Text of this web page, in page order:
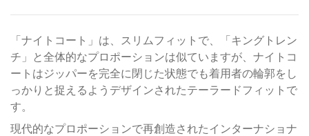
「ナイトコート」は、スリムフィットで、「キングトレン
チ」と全体的なプロポーションは似ていますが、ナイトコ
ートはジッパーを完全に閉じた状態でも着用者の輪郭をし
っかりと捉えるようデザインされたテーラードフィットで
す。
現代的なプロポーションで再創造されたインターナショナ